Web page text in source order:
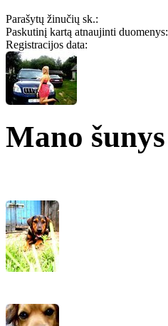
Parašytų žinučių sk.:
Paskutinį kartą atnaujinti duomenys:
Registracijos data:
Mano šunys